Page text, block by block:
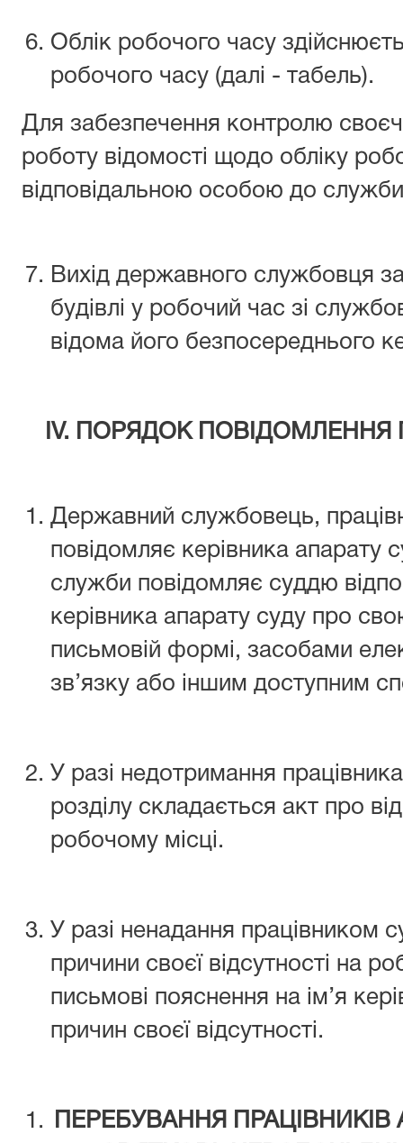
Облік робочого часу
робочого часу (далі - табель).
Для забезпечення контролю
роботу відомості щодо обліку
відповідальною особою до
Вихід державного службовця
будівлі у робочий час зі
відома його безпосереднього
ІV. ПОРЯДОК
Державний службовець,
повідомляє керівника апарату
служби повідомляє суддю
керівника апарату суду про
письмовій формі, засобами
зв’язку або іншим доступним
У разі недотримання
розділу складається акт про
робочому місці.
У разі ненадання працівником
причини своєї відсутності на
письмові пояснення на ім’я
причин своєї відсутності.
ПЕРЕБУВАННЯ ПРАЦІВНИКІВ